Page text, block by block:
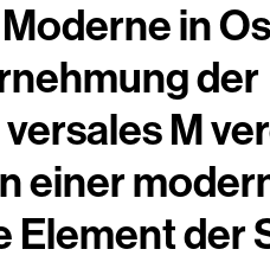
in
der
M
einer
der